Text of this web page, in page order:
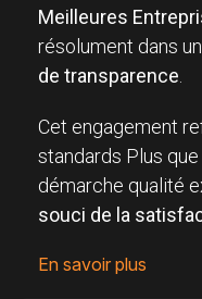
Meilleures
résolument dans
de transparence
Cet engagement
standards Plus
démarche qualité
souci de la
En savoir plus